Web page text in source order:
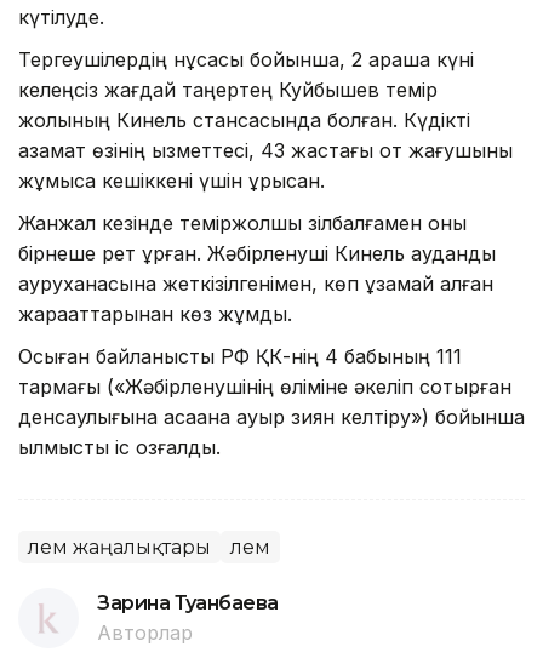
күтілуде.
Тергеушілердің нұсқасы бойынша, 2 қараша күні
келеңсіз жағдай таңертең Куйбышев темір
жолының Кинель стансасында болған. Күдікті
азамат өзінің қызметтесі, 43 жастағы от жағушыны
жұмысқа кешіккені үшін ұрысқан.
Жанжал кезінде теміржолшы зілбалғамен оны
бірнеше рет ұрған. Жәбірленуші Кинель аудандық
ауруханасына жеткізілгенімен, көп ұзамай алған
жарақаттарынан көз жұмды.
Осыған байланысты РФ ҚК-нің 4 бабының 111
тармағы («Жәбірленушінің өліміне әкеліп соқтырған
денсаулығына қасақана ауыр зиян келтіру») бойынша
қылмыстық іс қозғалды.
Әлем жаңалықтары Әлем
Зарина Туғанбаева
Авторлар